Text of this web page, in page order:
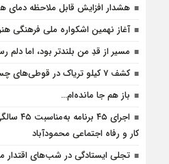
هشدار افزایش قابل ملاحظه دمای
آغاز نهمین اشکواره ملی فرهنگی
مسیر از قدِ من بلندتر بود، اما دلم
کشف 7 کیلو تریاک در قوطی‌‌های چسب فوری در سوادکوه
باز هم جا مانده‌ام…
اجرای
کار و رفاه اجتماعی محمودآباد
تجلی ایستادگی در شب‌های اقتدار